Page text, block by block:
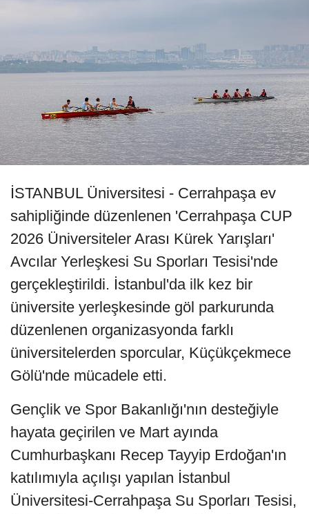
İSTANBUL Üniversitesi - Cerrahpaşa ev
sahipliğinde düzenlenen 'Cerrahpaşa CUP
2026 Üniversiteler Arası Kürek Yarışları'
Avcılar Yerleşkesi Su Sporları Tesisi'nde
gerçekleştirildi. İstanbul'da ilk kez bir
üniversite yerleşkesinde göl parkurunda
düzenlenen organizasyonda farklı
üniversitelerden sporcular, Küçükçekmece
Gölü'nde mücadele etti.
Gençlik ve Spor Bakanlığı'nın desteğiyle
hayata geçirilen ve Mart ayında
Cumhurbaşkanı Recep Tayyip Erdoğan'ın
katılımıyla açılışı yapılan İstanbul
Üniversitesi-Cerrahpaşa Su Sporları Tesisi,